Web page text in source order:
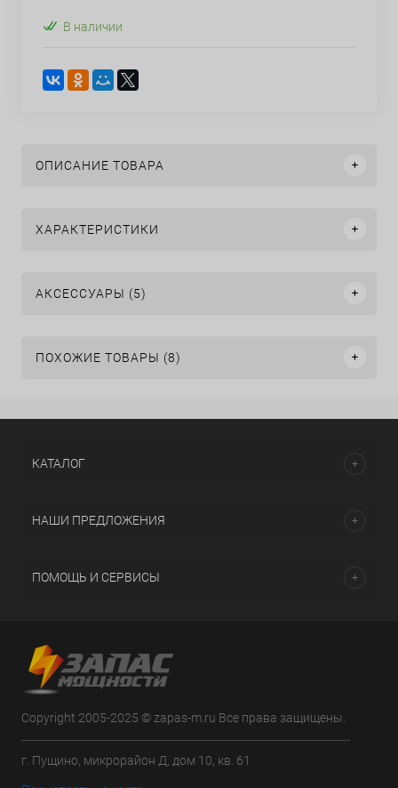
В наличии
ОПИСАНИЕ ТОВАРА
ХАРАКТЕРИСТИКИ
АКСЕССУАРЫ (5)
ПОХОЖИЕ ТОВАРЫ (8)
КАТАЛОГ
НАШИ ПРЕДЛОЖЕНИЯ
ПОМОЩЬ И СЕРВИСЫ
Copyright 2005-2025 © zapas-m.ru Все права защищены.
г. Пущино, микрорайон Д, дом 10, кв. 61